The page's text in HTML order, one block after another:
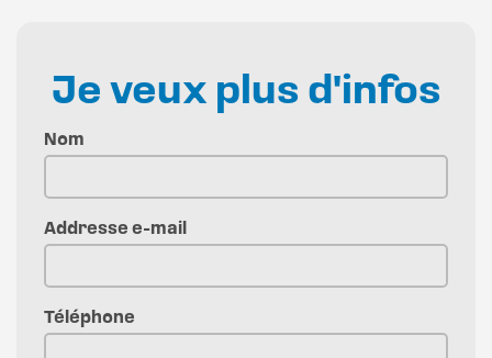
Je veux plus d'infos
Nom
Addresse e-mail
Téléphone